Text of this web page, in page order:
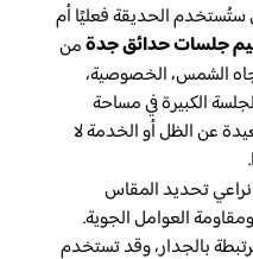
الحديقة فعليًا أم
جلسات حدائق جدةمن
الشمس، الخصوصية،
الكبيرة في مساحة
عن الظل أو الخدمة لا
نراعي تحديد المقاس
العوامل الجوية.
بالجدار، وقد تستخدم